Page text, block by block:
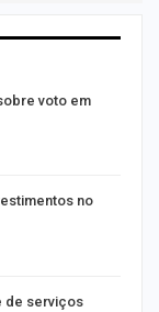
voto em
no
de serviços